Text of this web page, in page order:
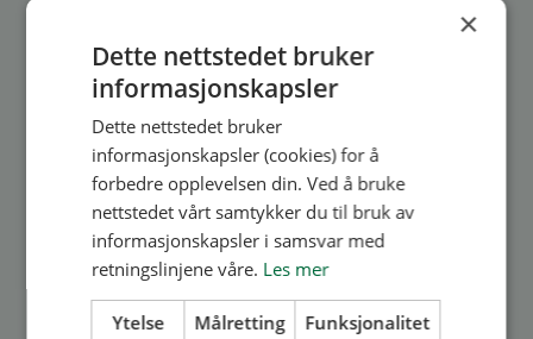
oppussingen av Spania-leilighetene.
Leilighetene finner du like ved den koselige
byen Guardemar del Segura i Spania. Kun 25
minutter med bil fra flyplassen i Alican...
Les mer
×
Dette nettstedet bruker
informasjonskapsler
Dette nettstedet bruker
informasjonskapsler (cookies) for å
forbedre opplevelsen din. Ved å bruke
nettstedet vårt samtykker du til bruk av
informasjonskapsler i samsvar med
retningslinjene våre. Les mer
Ytelse Målretting Funksjonalitet